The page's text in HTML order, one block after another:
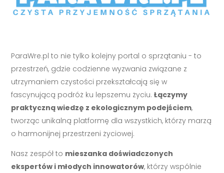
ParaWre.pl to nie tylko kolejny portal o sprzątaniu - to
przestrzeń, gdzie codzienne wyzwania związane z
utrzymaniem czystości przekształcają się w
fascynującą podróż ku lepszemu życiu.Łączymy
praktyczną wiedzę z ekologicznym podejściem,
tworząc unikalną platformę dla wszystkich, którzy marzą
o harmonijnej przestrzeni życiowej.
Nasz zespół to mieszanka doświadczonych
ekspertów i młodych innowatorów, którzy wspólnie